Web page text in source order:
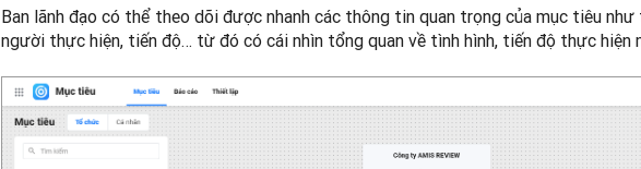
Ban lãnh đạo có thể theo dõi được nhanh các thông tin quan trọng của mục tiêu
người thực hiện, tiến độ… từ đó có cái nhìn tổng quan về tình hình, tiến độ thực hiện